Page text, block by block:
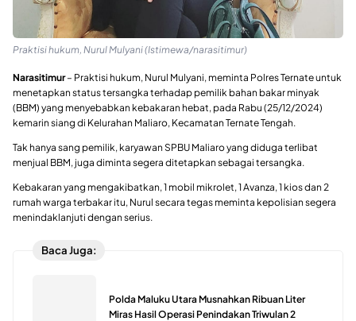
Praktisi hukum, Nurul Mulyani (Istimewa/narasitimur)
Narasitimur– Praktisi hukum, Nurul Mulyani, meminta Polres Ternate untuk
menetapkan status tersangka terhadap pemilik bahan bakar minyak
(BBM) yang menyebabkan kebakaran hebat, pada Rabu (25/12/2024)
kemarin siang di Kelurahan Maliaro, Kecamatan Ternate Tengah.
Tak hanya sang pemilik, karyawan SPBU Maliaro yang diduga terlibat
menjual BBM, juga diminta segera ditetapkan sebagai tersangka.
Kebakaran yang mengakibatkan, 1 mobil mikrolet, 1 Avanza, 1 kios dan 2
rumah warga terbakar itu, Nurul secara tegas meminta kepolisian segera
menindaklanjuti dengan serius.
Baca Juga:
Polda Maluku Utara Musnahkan Ribuan Liter
Miras Hasil Operasi Penindakan Triwulan 2